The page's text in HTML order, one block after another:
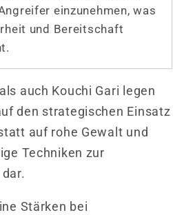
einzunehmen, was
und Bereitschaft
auch Kouchi Gari legen
den strategischen Einsatz
auf rohe Gewalt und
Techniken zur
Stärken bei